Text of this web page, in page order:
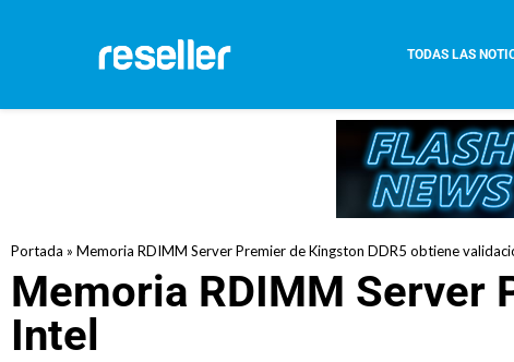
TODAS LAS
Portada » Memoria RDIMM Server Premier de Kingston DDR5 obtiene
Memoria RDIMM Server
Intel